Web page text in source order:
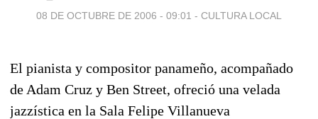
08 DE OCTUBRE DE 2006 - 09:01 - CULTURA LOCAL
El pianista y compositor panameño, acompañado
de Adam Cruz y Ben Street, ofreció una velada
jazzística en la Sala Felipe Villanueva